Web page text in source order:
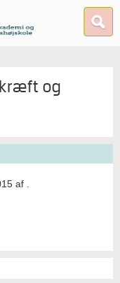
kræft og
af